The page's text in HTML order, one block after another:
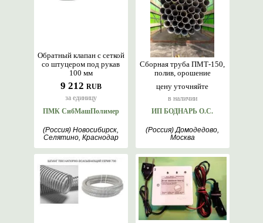
9 212 RUB
за единицу
Обратный клапан с сеткой
со штуцером под рукав
100 мм
ПМК СибМашПолимер
(Россия) Новосибирск,
Селятино, Краснодар
цену уточняйте
в наличии
Сборная труба ПМТ-150,
полив, орошение
ИП БОДНАРЬ О.С.
(Россия) Домодедово,
Москва